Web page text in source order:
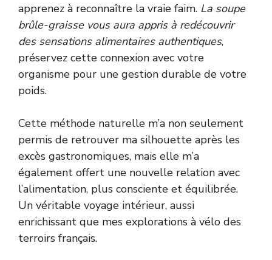
apprenez à reconnaître la vraie faim. La soupe
brûle-graisse vous aura appris à redécouvrir
des sensations alimentaires authentiques,
préservez cette connexion avec votre
organisme pour une gestion durable de votre
poids.
Cette méthode naturelle m’a non seulement
permis de retrouver ma silhouette après les
excès gastronomiques, mais elle m’a
également offert une nouvelle relation avec
l’alimentation, plus consciente et équilibrée.
Un véritable voyage intérieur, aussi
enrichissant que mes explorations à vélo des
terroirs français.